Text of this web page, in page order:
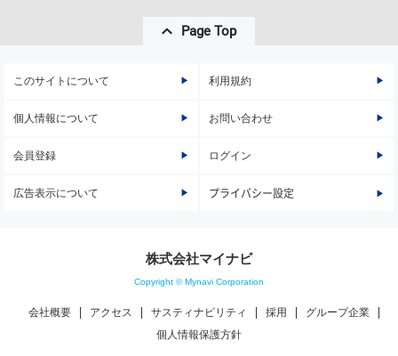
Page Top
このサイトについて 利用規約
個人情報について お問い合わせ
会員登録 ログイン
広告表示について プライバシー設定
株式会社マイナビ
Copyright © Mynavi Corporation
会社概要 アクセス サスティナビリティ 採用
グループ企業
個人情報保護方針